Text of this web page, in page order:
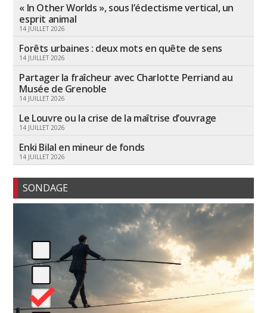
« In Other Worlds », sous l’éclectisme vertical, un
esprit animal
14 JUILLET 2026
Forêts urbaines : deux mots en quête de sens
14 JUILLET 2026
Partager la fraîcheur avec Charlotte Perriand au
Musée de Grenoble
14 JUILLET 2026
Le Louvre ou la crise de la maîtrise d’ouvrage
14 JUILLET 2026
Enki Bilal en mineur de fonds
14 JUILLET 2026
SONDAGE